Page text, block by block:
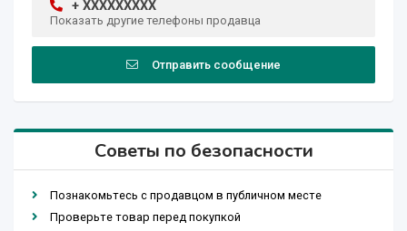
+ XXXXXXXXX
Показать другие телефоны продавца
Отправить сообщение
Советы по безопасности
Познакомьтесь с продавцом в публичном месте
Проверьте товар перед покупкой